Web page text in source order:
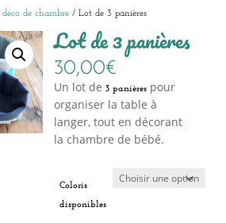
de chambre/ Lot de 3 panières
Lot de 3 panières
30,00€
Un lot de3 panières pour
organiser la table à
langer, tout en décorant
la chambre de bébé.
Coloris
disponibles